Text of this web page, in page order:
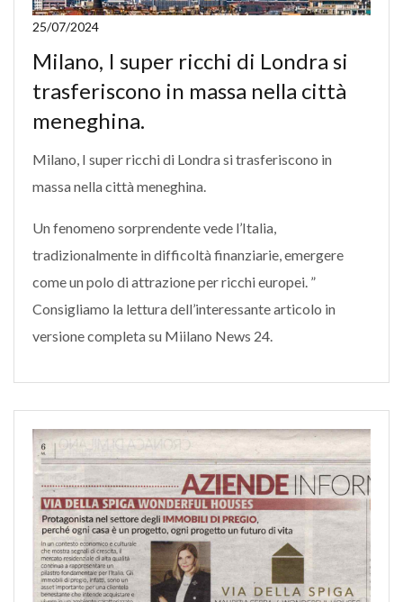
25/07/2024
Milano, I super ricchi di Londra si
trasferiscono in massa nella città
meneghina.
Milano, I super ricchi di Londra si trasferiscono in
massa nella città meneghina.
Un fenomeno sorprendente vede l’Italia,
tradizionalmente in difficoltà finanziarie, emergere
come un polo di attrazione per ricchi europei. ”
Consigliamo la lettura dell’interessante articolo in
versione completa su Miilano News 24.